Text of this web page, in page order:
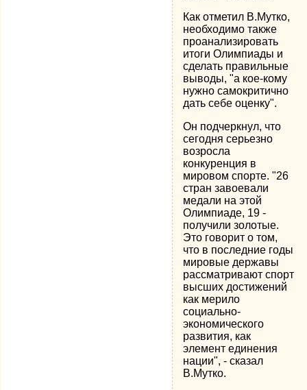
Как отметил В.Мутко,
необходимо также
проанализировать
итоги Олимпиады и
сделать правильные
выводы, "а кое-кому
нужно самокритично
дать себе оценку".
Он подчеркнул, что
сегодня серьезно
возросла
конкуренция в
мировом спорте. "26
стран завоевали
медали на этой
Олимпиаде, 19 -
получили золотые.
Это говорит о том,
что в последние годы
мировые державы
рассматривают спорт
высших достижений
как мерило
социально-
экономического
развития, как
элемент единения
нации", - сказал
В.Мутко.